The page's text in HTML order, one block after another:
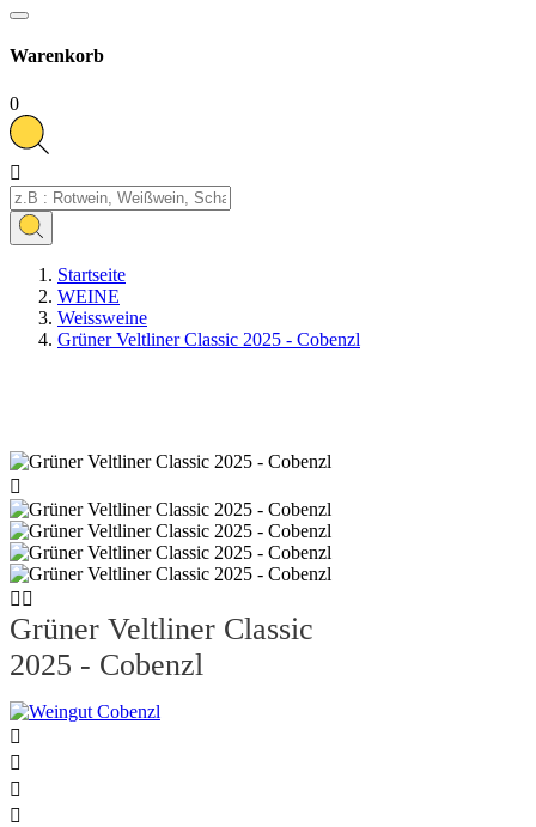
Warenkorb
0

Startseite
WEINE
Weissweine
Grüner Veltliner Classic 2025 - Cobenzl

 
Grüner Veltliner Classic
2025 - Cobenzl



